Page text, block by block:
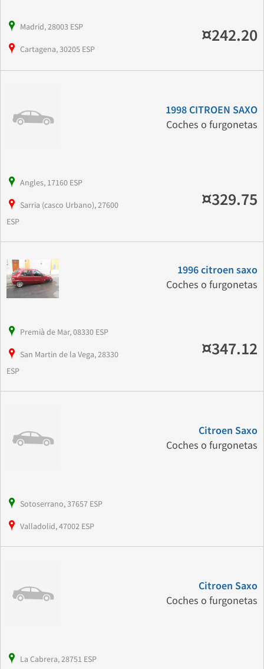
Madrid, 28003 ESP
Cartagena, 30205 ESP
¤242.20
1998 CITROEN SAXO
Coches o furgonetas
Angles, 17160 ESP
Sarria (casco Urbano), 27600
ESP
¤329.75
1996 citroen saxo
Coches o furgonetas
Premià de Mar, 08330 ESP
San Martin de la Vega, 28330
ESP
¤347.12
Citroen Saxo
Coches o furgonetas
Sotoserrano, 37657 ESP
Valladolid, 47002 ESP
Citroen Saxo
Coches o furgonetas
La Cabrera, 28751 ESP